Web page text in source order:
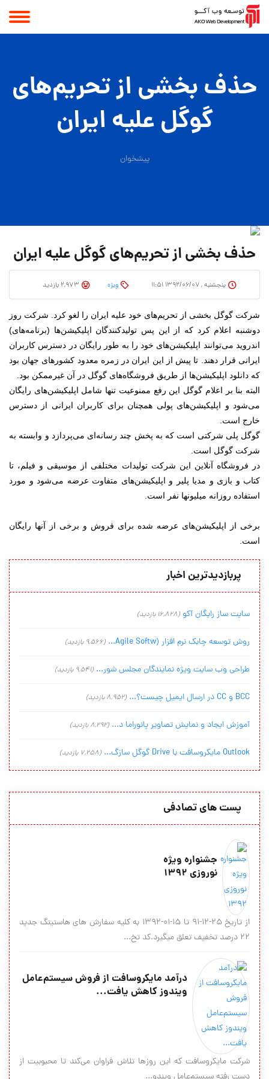
حذف بخشی از تحریم‌های
گوگل علیه ایران
پیشخوان
حذف بخشی از تحریم‌های گوگل علیه ایران
پنجشنبه , ۱۳۹۲/۰۶/۰۷ ۱۱:۵۱ وِیژه
شرکت گوگل بخشی از تحریم‌های خود علیه ایران را لغو کرد. شرکت روز
دوشنبه اعلام کرد که از این پس تولیدکنندگان اپلیکیشن‌ها (برنامه‌های)
اندروید می‌توانند اپلیکیشن‌های خود را به طور رایگان در دسترس کاربران
ایرانی قرار دهند. تا پیش از این ایران در زمره معدود کشورهای جهان بود
که دانلود اپلیکیشن‌ها از طریق فروشگاه‌های گوگل در آن غیرممکن بود.
البته بنا بر اعلام گوگل این رفع ممنوعیت تنها شامل اپلیکیشن‌های رایگان
می‌شود و اپلیکیشن‌های پولی همچنان برای کاربران ایرانی از دسترس
خارج است.
گوگل پلی شرکتی است که به پخش چند رسانه‌ای می‌پردازد و وابسته به
شرکت گوگل است.
در فروشگاه آنلاین این شرکت تولیدات مختلفی از موسیقی و فیلم، تا
کتاب و بازی و مدیا پلیر و اپلیکیشن‌های متفاوت عرضه می‌شود و مورد
استفاده روزانه میلیونها نفر است.
برخی از اپلیکیشن‌های عرضه شده برای فروش و برخی از آنها رایگان
است.
پربازدیدترین اخبار
سایت ساز رایگان آکو (16,828 بازدید)
روش توسعه چابک نرم افزار (Agile Softw... (9,566 بازدید)
طراحی وب سایت ویژه نمایندگان مجلس شور... (9,541 بازدید)
BCC و CC در ارسال ایمیل چیست؟... (8,952 بازدید)
آموزش ایجاد و نمایش تصاویر پانوراما د... (8,292 بازدید)
Outlook مایکروسافت با Drive گوگل سازگ... (7,258 بازدید)
پست های تصادفی
جشنواره ویژه
نوروزی ۱۳۹۲
از تاریخ ۲۵-۱۲-۹۱ تا ۱۵-۰۱-۱۳۹۲ به کلیه سفارش های هاستینگ جدید
۲۲ درصد تخفیف تعلق میگیرد.کد تخ...
درآمد مایکروسافت از فروش سیستم‌عامل
ویندوز کاهش یافت...
شرکت مایکروسافت که این روزها تلاش فراوان می‌کند تا محبوبیت از